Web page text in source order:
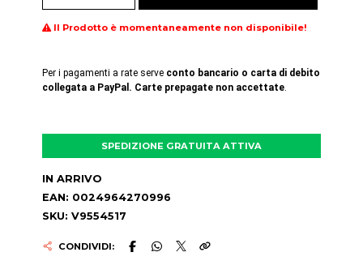
Il Prodotto è momentaneamente non disponibile!
Per i pagamenti a rate serve conto bancario o carta di debito
collegata a PayPal. Carte prepagate non accettate.
SPEDIZIONE GRATUITA ATTIVA
IN ARRIVO
EAN: 0024964270996
SKU: V9554517
CONDIVIDI: